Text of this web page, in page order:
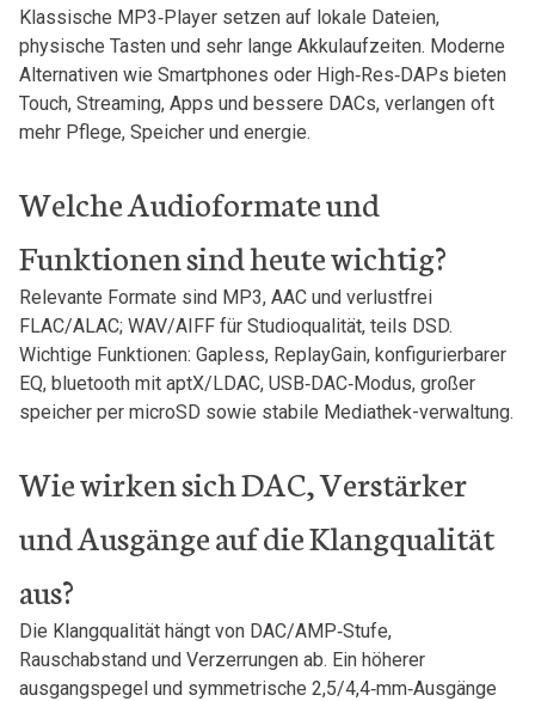
Klassische MP3‑Player setzen auf lokale‍ Dateien,
physische Tasten und​ sehr lange Akkulaufzeiten. Moderne
Alternativen wie Smartphones oder ⁤High‑Res‑DAPs bieten
Touch, Streaming, Apps ‌und bessere DACs, ⁢verlangen oft
mehr Pflege, Speicher und energie.
Welche Audioformate und
Funktionen sind ‌heute wichtig?
Relevante Formate sind MP3, AAC und verlustfrei
FLAC/ALAC; WAV/AIFF für Studioqualität, teils DSD.
Wichtige Funktionen: Gapless, ReplayGain, konfigurierbarer
EQ, bluetooth mit aptX/LDAC, USB‑DAC‑Modus, großer
speicher per microSD sowie stabile Mediathek-verwaltung.
Wie wirken sich DAC, Verstärker
und Ausgänge auf die Klangqualität
aus?
Die Klangqualität hängt von DAC/AMP‑Stufe,
Rauschabstand und Verzerrungen ab.⁤ Ein höherer
ausgangspegel und symmetrische 2,5/4,4‑mm‑Ausgänge